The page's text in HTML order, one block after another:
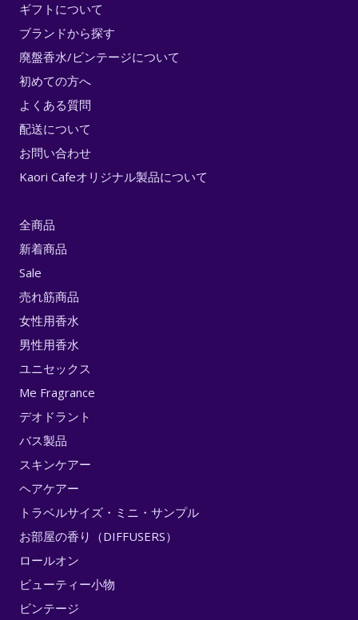
ギフトについて
ブランドから探す
廃盤香水/ビンテージについて
初めての方へ
よくある質問
配送について
お問い合わせ
Kaori Cafeオリジナル製品について
全商品
新着商品
Sale
売れ筋商品
女性用香水
男性用香水
ユニセックス
Me Fragrance
デオドラント
バス製品
スキンケアー
ヘアケアー
トラベルサイズ・ミニ・サンプル
お部屋の香り（DIFFUSERS）
ロールオン
ビューティー小物
ビンテージ